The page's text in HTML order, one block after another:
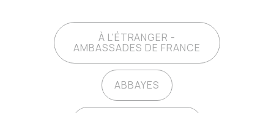
À L'ÉTRANGER -
AMBASSADES DE FRANCE
ABBAYES